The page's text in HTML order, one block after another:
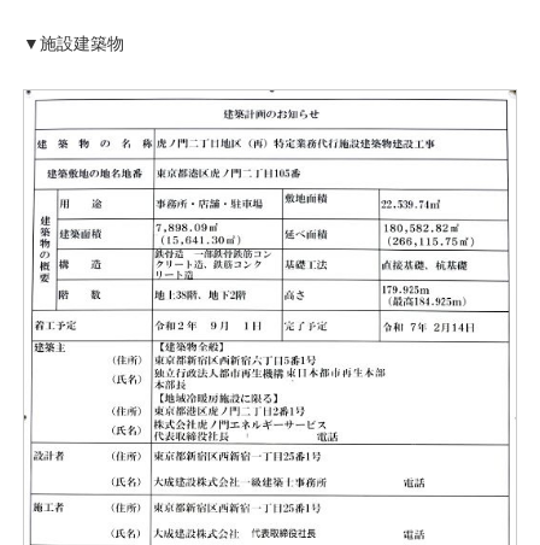
▼施設建築物